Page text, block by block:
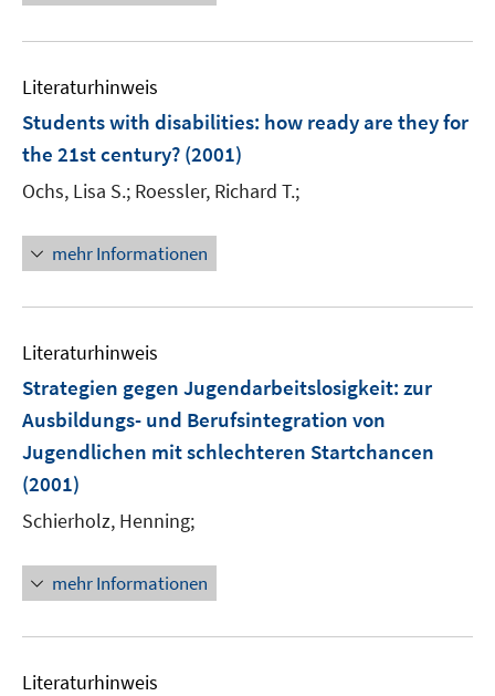
Literaturhinweis
Students with disabilities: how ready are they for
the 21st century? (2001)
Ochs, Lisa S.; Roessler, Richard T.;
mehr Informationen
Literaturhinweis
Strategien gegen Jugendarbeitslosigkeit: zur
Ausbildungs- und Berufsintegration von
Jugendlichen mit schlechteren Startchancen
(2001)
Schierholz, Henning;
mehr Informationen
Literaturhinweis